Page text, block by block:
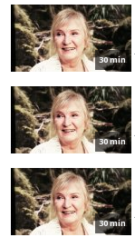
30 min
30 min
30 min